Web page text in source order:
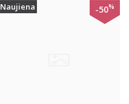
Naujiena -50%